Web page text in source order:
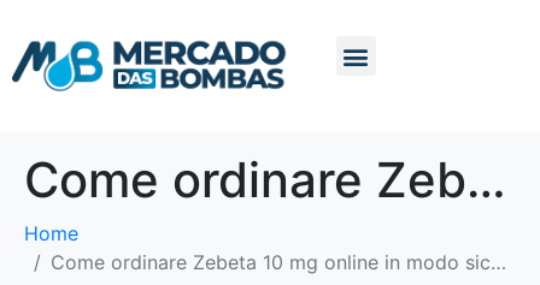
Come ordinare Zebeta 10 mg online in modo sicuro
Home
Come ordinare Zebeta 10 mg online in modo sicuro